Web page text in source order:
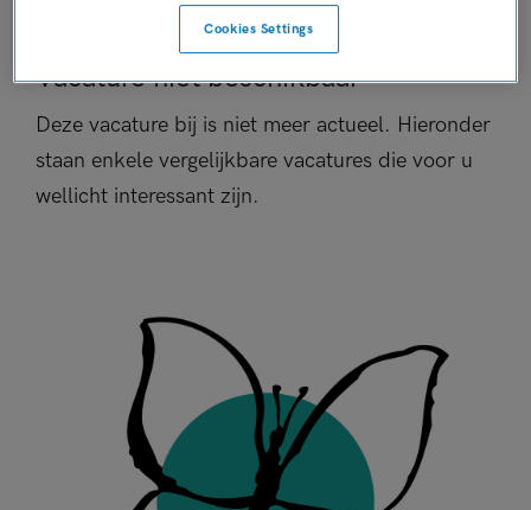
Vacature niet beschikbaar
Deze vacature bij is niet meer actueel. Hieronder
staan enkele vergelijkbare vacatures die voor u
wellicht interessant zijn.
Cookies Settings